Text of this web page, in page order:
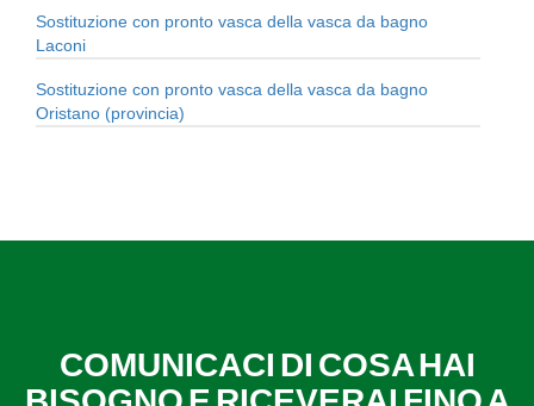
Sostituzione con pronto vasca della vasca da bagno
Laconi
Sostituzione con pronto vasca della vasca da bagno
Oristano (provincia)
COMUNICACI DI COSA HAI